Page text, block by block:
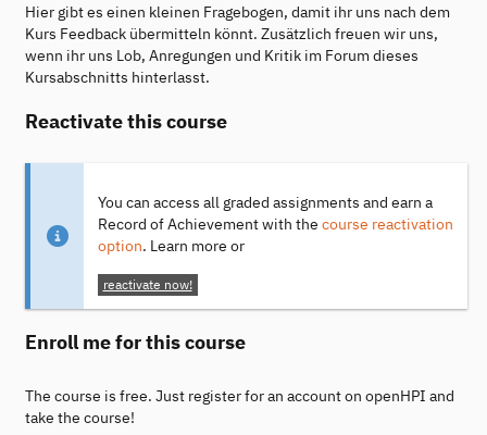
Hier gibt es einen kleinen Fragebogen, damit ihr uns nach dem
Kurs Feedback übermitteln könnt. Zusätzlich freuen wir uns,
wenn ihr uns Lob, Anregungen und Kritik im Forum dieses
Kursabschnitts hinterlasst.
Reactivate this course
You can access all graded assignments and earn a
Record of Achievement with the course reactivation
option. Learn more or
reactivate now!
Enroll me for this course
The course is free. Just register for an account on openHPI and
take the course!